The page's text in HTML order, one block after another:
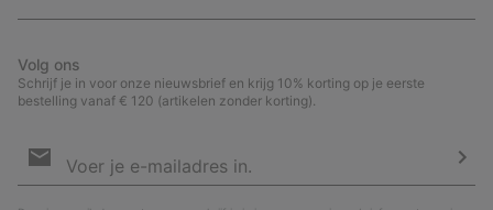
Volg ons
Schrijf je in voor onze nieuwsbrief en krijg 10% korting op je eerste
bestelling vanaf € 120 (artikelen zonder korting).
voor